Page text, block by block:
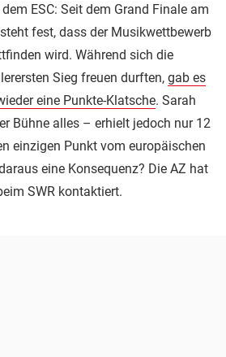
ESC: Seit dem Grand Finale am
fest, dass der Musikwettbewerb
wird. Während sich die
Sieg freuen durften, gab es
eine Punkte-Klatsche. Sarah
Bühne alles – erhielt jedoch nur 12
einzigen Punkt vom europäischen
eine Konsequenz? Die AZ hat
SWR kontaktiert.